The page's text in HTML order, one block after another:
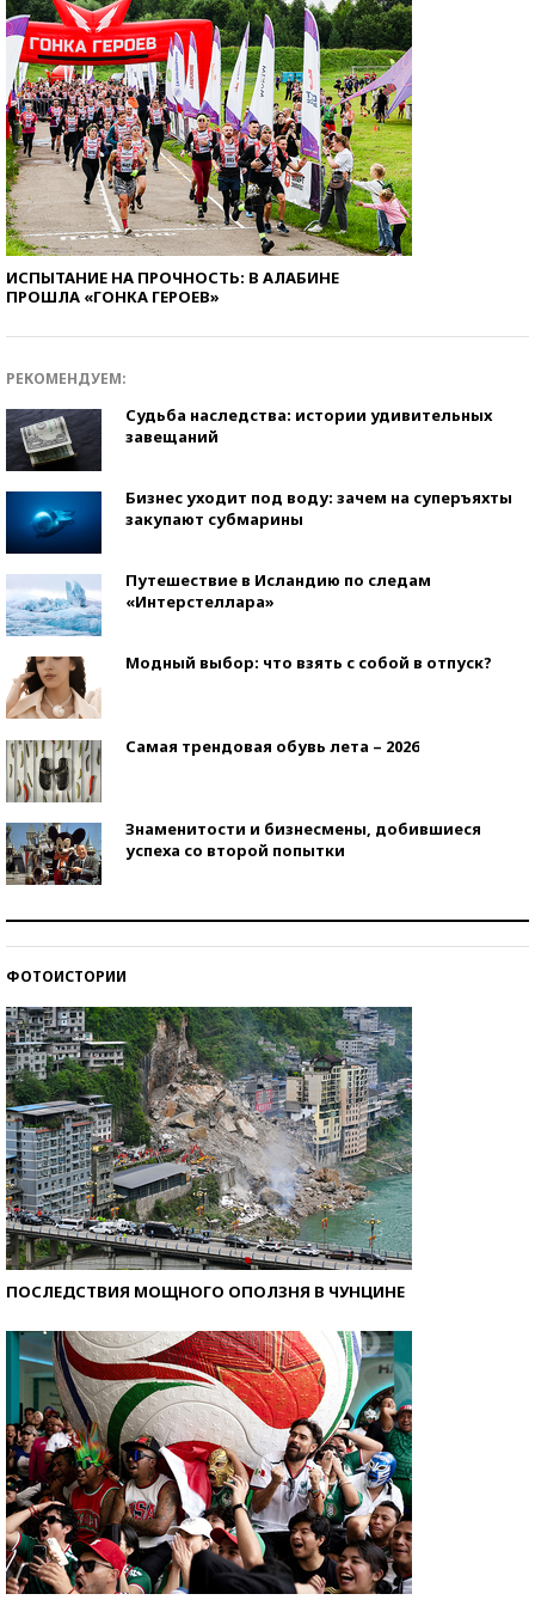
ИСПЫТАНИЕ НА ПРОЧНОСТЬ: В АЛАБИНЕ
ПРОШЛА «ГОНКА ГЕРОЕВ»
РЕКОМЕНДУЕМ:
Судьба наследства: истории удивительных
завещаний
Бизнес уходит под воду: зачем на суперъяхты
закупают субмарины
Путешествие в Исландию по следам
«Интерстеллара»
Модный выбор: что взять с собой в отпуск?
Самая трендовая обувь лета – 2026
Знаменитости и бизнесмены, добившиеся
успеха со второй попытки
ФОТОИСТОРИИ
ПОСЛЕДСТВИЯ МОЩНОГО ОПОЛЗНЯ В ЧУНЦИНЕ